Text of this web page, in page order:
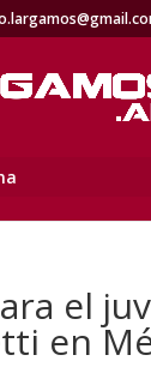
el
en